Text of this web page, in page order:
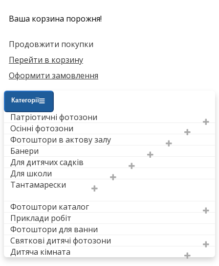
Ваша корзина порожня!
Продовжити покупки
Перейти в корзину
Оформити замовлення
Категорії
Патріотичні фотозони
Осінні фотозони
Фотоштори в актову залу
Банери
Для дитячих садків
Для школи
Тантамарески
Фотоштори каталог
Приклади робіт
Фотоштори для ванни
Святкові дитячі фотозони
Дитяча кімната